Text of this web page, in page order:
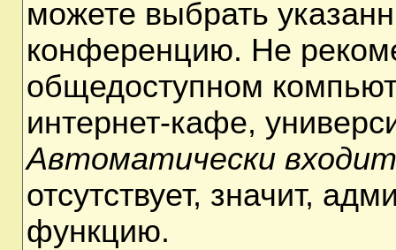
можете выбрать
конференцию. Не
общедоступном
интернет-кафе,
Автоматически
отсутствует, значит,
функцию.